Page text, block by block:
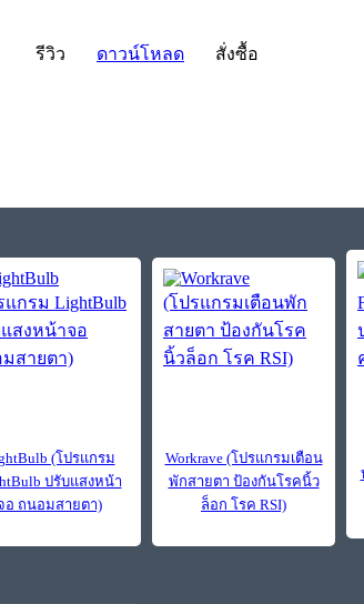
รีวิว ดาวน์โหลด สั่งซื้อ
(โปรแกรม
ปรับแสงหน้า
อ ถนอมสายตา)
Workrave (โปรแกรมเตือน
พักสายตา ป้องกันโรคนิ้ว
ล็อก โรค RSI)